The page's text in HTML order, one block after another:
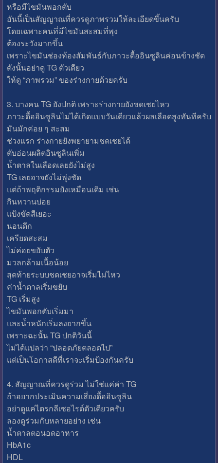
หรือมีไขมันพอกตับ
อันนี้เป็นสัญญาณที่ควรดูภาพรวมให้ละเอียดขึ้นครับ
โดยเฉพาะคนที่มีไขมันสะสมที่พุง
ต้องระวังมากขึ้น
เพราะไขมันช่องท้องสัมพันธ์กับภาวะดื้ออินซูลินค่อนข้างชัด
ดังนั้นอย่าดู TG ตัวเดียว
ให้ดู “ภาพรวม” ของร่างกายด้วยครับ
3. บางคน TG ยังปกติ เพราะร่างกายยังชดเชยไหว
ภาวะดื้ออินซูลินไม่ได้เกิดแบบวันเดียวแล้วผลเลือดสูงทันทีครับ
มันมักค่อย ๆ สะสม
ช่วงแรก ร่างกายยังพยายามชดเชยได้
ตับอ่อนผลิตอินซูลินเพิ่ม
น้ำตาลในเลือดเลยยังไม่สูง
TG เลยอาจยังไม่พุ่งชัด
แต่ถ้าพฤติกรรมยังเหมือนเดิม เช่น
กินหวานบ่อย
แป้งขัดสีเยอะ
นอนดึก
เครียดสะสม
ไม่ค่อยขยับตัว
มวลกล้ามเนื้อน้อย
สุดท้ายระบบชดเชยอาจเริ่มไม่ไหว
ค่าน้ำตาลเริ่มขยับ
TG เริ่มสูง
ไขมันพอกตับเริ่มมา
และน้ำหนักเริ่มลงยากขึ้น
เพราะฉะนั้น TG ปกติวันนี้
ไม่ได้แปลว่า “ปลอดภัยตลอดไป”
แต่เป็นโอกาสดีที่เราจะเริ่มป้องกันครับ
4. สัญญาณที่ควรดูร่วม ไม่ใช่แค่ค่า TG
ถ้าอยากประเมินความเสี่ยงดื้ออินซูลิน
อย่าดูแค่ไตรกลีเซอไรด์ตัวเดียวครับ
ลองดูร่วมกับหลายอย่าง เช่น
น้ำตาลตอนอดอาหาร
HbA1c
HDL